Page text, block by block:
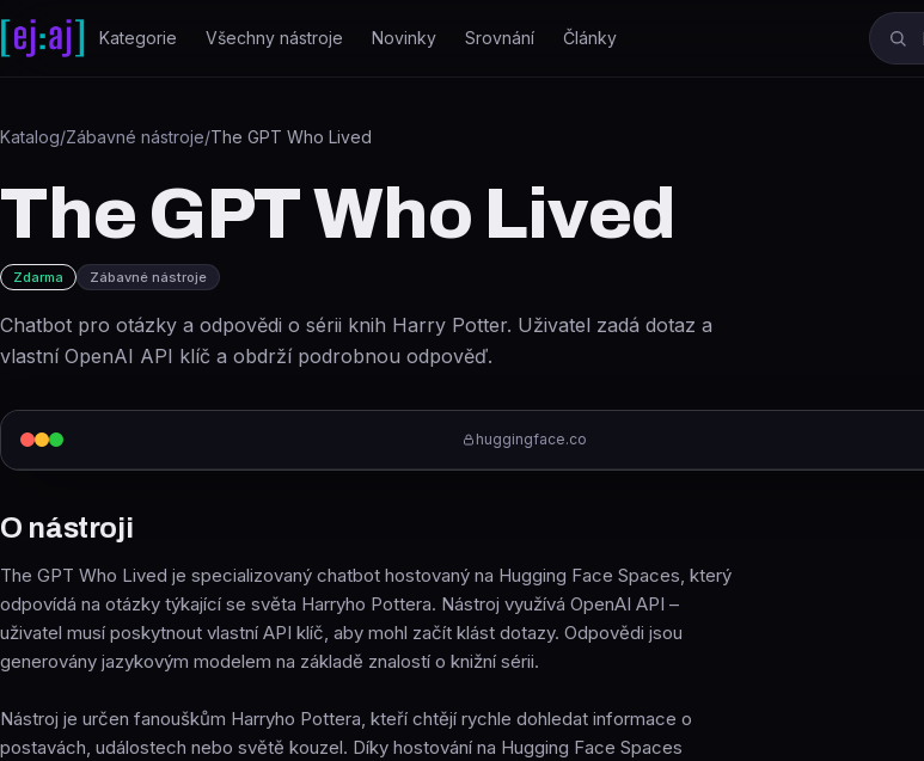
Přeskočit na obsah
Kategorie Všechny nástroje Novinky Srovnání Články
Katalog/Zábavné nástroje/The GPT Who Lived
The GPT Who Lived
Zdarma Zábavné nástroje
Chatbot pro otázky a odpovědi o sérii knih Harry Potter. Uživatel zadá dotaz a
vlastní OpenAI API klíč a obdrží podrobnou odpověď.
huggingface.co
O nástroji
The GPT Who Lived je specializovaný chatbot hostovaný na Hugging Face Spaces, který
odpovídá na otázky týkající se světa Harryho Pottera. Nástroj využívá OpenAI API –
uživatel musí poskytnout vlastní API klíč, aby mohl začít klást dotazy. Odpovědi jsou
generovány jazykovým modelem na základě znalostí o knižní sérii.
Nástroj je určen fanouškům Harryho Pottera, kteří chtějí rychle dohledat informace o
postavách, událostech nebo světě kouzel. Díky hostování na Hugging Face Spaces